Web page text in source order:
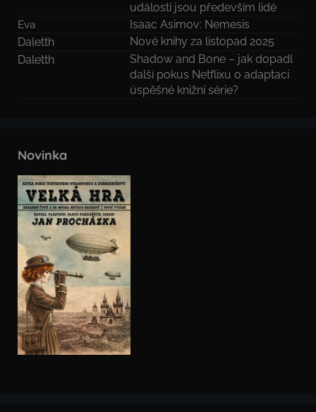
událostí jsou především lidé
Eva
Isaac Asimov: Nemesis
Daletth
Nové knihy za listopad 2025
Daletth
Shadow and Bone – jak dopadl
další pokus Netflixu o adaptaci
úspěšné knižní série?
Novinka